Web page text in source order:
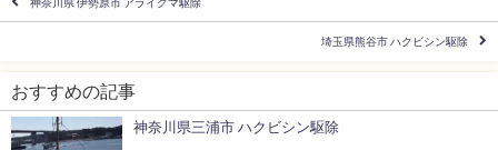
神奈川県 伊勢原市 アライグマ駆除
埼玉県熊谷市 ハクビシン駆除
おすすめの記事
神奈川県三浦市 ハクビシン駆除